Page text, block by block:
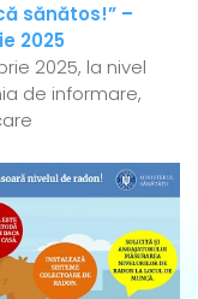
sănătos!” –
2025
2025, la nivel
de informare,